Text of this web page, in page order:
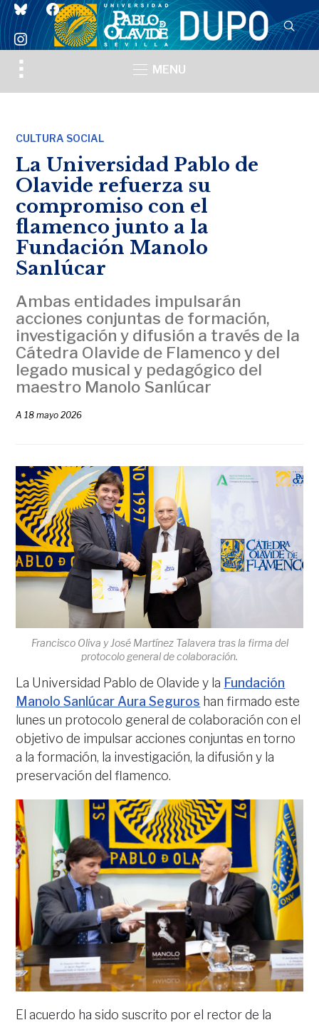
blueskyfacebook
instagram
Toggle
sidebar
MENU
CULTURA SOCIAL
La Universidad Pablo de
Olavide refuerza su
compromiso con el
flamenco junto a la
Fundación Manolo
Sanlúcar
Ambas entidades impulsarán
acciones conjuntas de formación,
investigación y difusión a través de la
Cátedra Olavide de Flamenco y del
legado musical y pedagógico del
maestro Manolo Sanlúcar
A18 mayo 2026
Francisco Oliva y José Martínez Talavera tras la firma del
protocolo general de colaboración.
La Universidad Pablo de Olavide y la Fundación
Manolo Sanlúcar Aura Seguros han firmado este
lunes un protocolo general de colaboración con el
objetivo de impulsar acciones conjuntas en torno
a la formación, la investigación, la difusión y la
preservación del flamenco.
El acuerdo ha sido suscrito por el rector de la